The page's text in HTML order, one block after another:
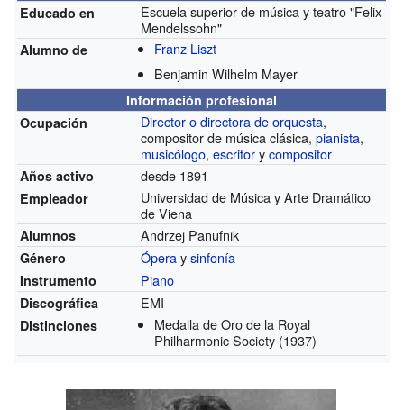
Educado en
Escuela superior de música y teatro "Felix
Mendelssohn"
Alumno de
Franz Liszt
Benjamin Wilhelm Mayer
Información profesional
Ocupación
Director o directora de orquesta,
compositor de música clásica,pianista,
musicólogo,escritorycompositor
Años activo desde 1891
Empleador
Universidad de Música y Arte Dramático
de Viena
Alumnos Andrzej Panufnik
Género Óperaysinfonía
Instrumento Piano
Discográfica EMI
Distinciones
Medalla de Oro de la Royal
Philharmonic Society (1937)